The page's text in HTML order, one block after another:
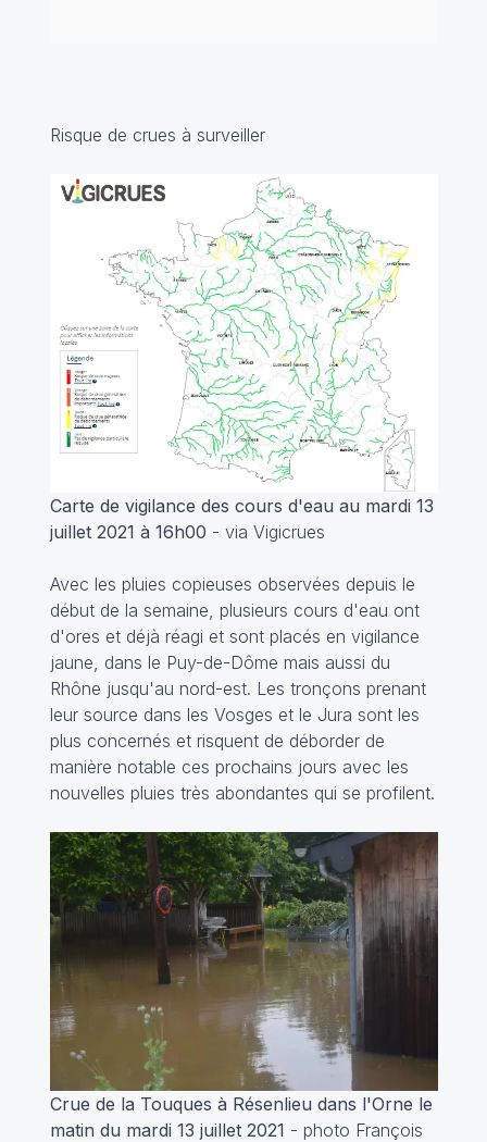
Risque de crues à surveiller
Carte de vigilance des cours d'eau au mardi 13
juillet 2021 à 16h00 - via Vigicrues
Avec les pluies copieuses observées depuis le
début de la semaine, plusieurs cours d'eau ont
d'ores et déjà réagi et sont placés en vigilance
jaune, dans le Puy-de-Dôme mais aussi du
Rhône jusqu'au nord-est. Les tronçons prenant
leur source dans les Vosges et le Jura sont les
plus concernés et risquent de déborder de
manière notable ces prochains jours avec les
nouvelles pluies très abondantes qui se profilent.
Crue de la Touques à Résenlieu dans l'Orne le
matin du mardi 13 juillet 2021 - photo François